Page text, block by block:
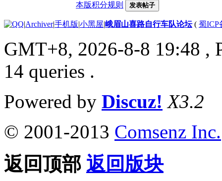
本版积分规则 发表帖子
|Archiver|手机版|小黑屋|峨眉山喜路自行车队论坛( 蜀ICP
GMT+8, 2026-8-8 19:48 ,
14 queries .
Powered by Discuz! X3.2
© 2001-2013 Comsenz Inc.
返回顶部 返回版块